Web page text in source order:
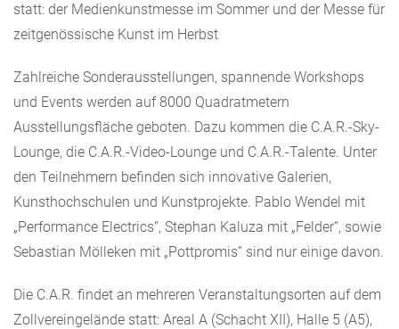
statt: der Medienkunstmesse im Sommer und der Messe für
zeitgenössische Kunst im Herbst
Zahlreiche Sonderausstellungen, spannende Workshops
und Events werden auf 8000 Quadratmetern
Ausstellungsfläche geboten. Dazu kommen die C.A.R.-Sky-
Lounge, die C.A.R.-Video-Lounge und C.A.R.-Talente. Unter
den Teilnehmern befinden sich innovative Galerien,
Kunsthochschulen und Kunstprojekte. Pablo Wendel mit
„Performance Electrics“, Stephan Kaluza mit „Felder“, sowie
Sebastian Mölleken mit „Pottpromis“ sind nur einige davon.
Die C.A.R. findet an mehreren Veranstaltungsorten auf dem
Zollvereingelände statt: Areal A (Schacht XII), Halle 5 (A5),